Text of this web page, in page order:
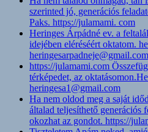
szerinted jó, generációs
Paks. https://julamami. com
Heringes Árpádné ev. a
idejében eléréséért oktatom.
https://julamami.com
térképedet, az
heringesa1@gmail.com
Ha nem oldod meg a saját
általad teljesíthető generációs
okozhat az gondot. https://